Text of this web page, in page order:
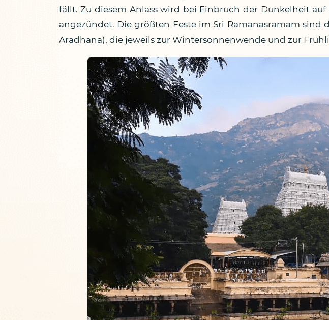
fällt. Zu diesem Anlass wird bei Einbruch der Dunkelheit
angezündet. Die größten Feste im Sri Ramanasramam sind
Aradhana), die jeweils zur Wintersonnenwende und zur